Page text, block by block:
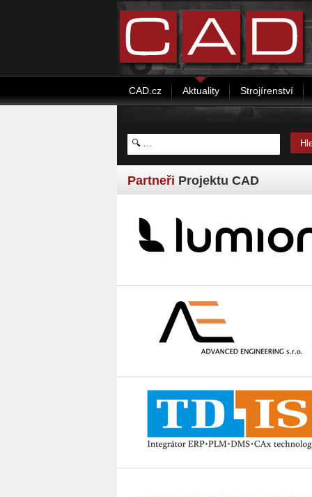
CAD.cz Aktuality Strojírenství
Partneři Projektu CAD